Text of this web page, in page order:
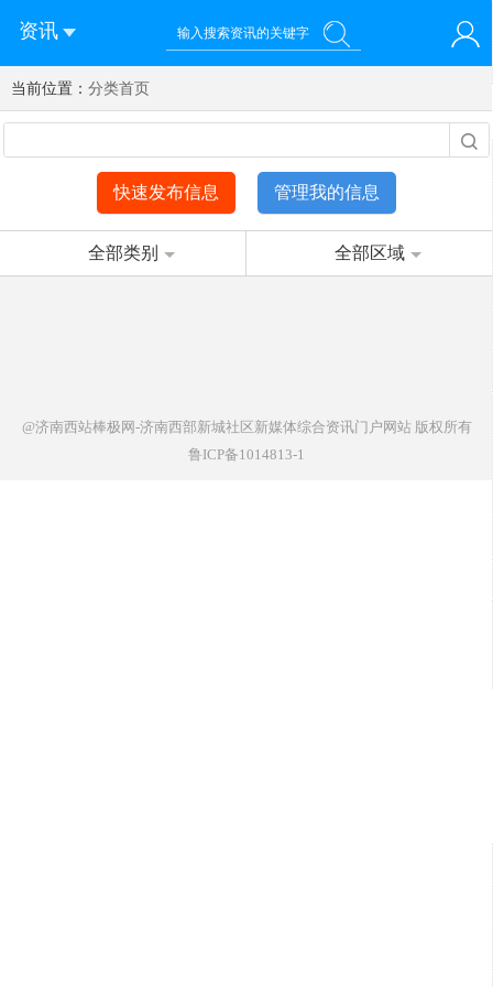
资讯
您好！欢迎来到济南西站棒极网-济南西部新城社区新媒体综
合资讯门户网站
登录 注册 微信快速登录
当前位置： 分类首页
快速发布信息 管理我的信息
全部类别 全部区域
@济南西站棒极网-济南西部新城社区新媒体综合资讯门户网站版权所有
鲁ICP备1014813-1